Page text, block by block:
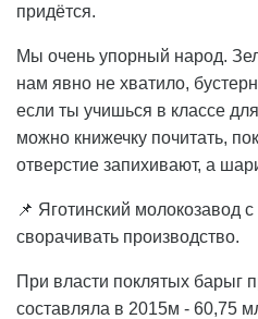
придётся.
Мы очень упорный народ.
нам явно не хватило,
если ты учишься в классе
можно книжечку почитать,
отверстие запихивают, а
📌 Яготинский молокозавод
сворачивать производство.
При власти поклятых барыг
составляла в 2015м - 60,75